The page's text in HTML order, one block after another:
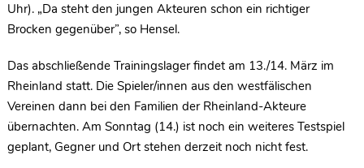
Uhr). „Da steht den jungen Akteuren schon ein richtiger
Brocken gegenüber”, so Hensel.
Das abschließende Trainingslager findet am 13./14. März im
Rheinland statt. Die Spieler/innen aus den westfälischen
Vereinen dann bei den Familien der Rheinland-Akteure
übernachten. Am Sonntag (14.) ist noch ein weiteres Testspiel
geplant, Gegner und Ort stehen derzeit noch nicht fest.